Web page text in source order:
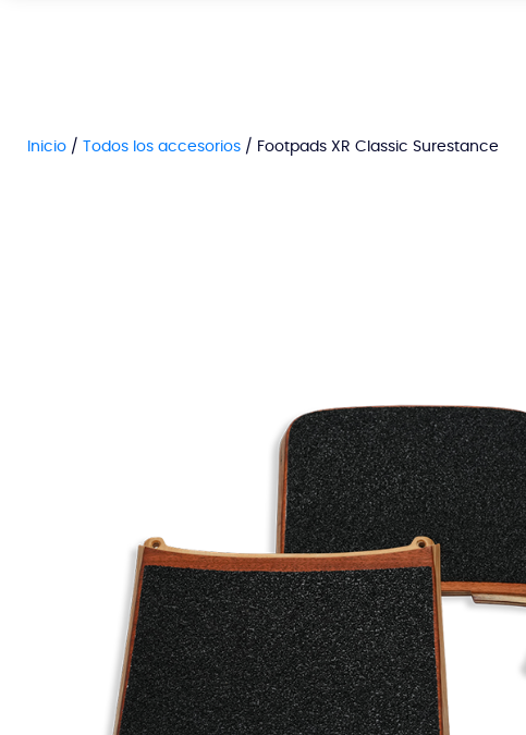
Inicio / Todos los accesorios / Footpads XR Classic Surestance